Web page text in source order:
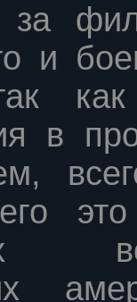
за
и
так
в